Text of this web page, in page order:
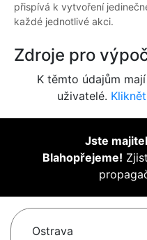
přispívá k vytvoření
každé jednotlivé akci.
Zdroje pro
K těmto údajům
uživatelé.
Jste
Blahopřejeme!
Ostrava